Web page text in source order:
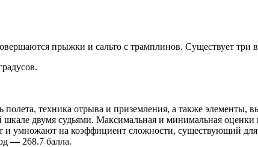
прыжки и сальто с трамплинов. Существует три
полета, техника отрыва и приземления, а также
двумя судьями. Максимальная и минимальная
умножают на коэффициент сложности, существующий для
—268.7 балла.